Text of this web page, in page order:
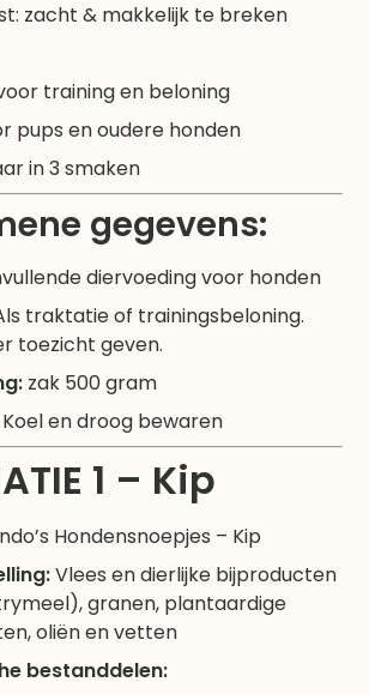
zacht & makkelijk te breken
training en beloning
pups en oudere honden
in 3 smaken
gegevens:
diervoeding voor honden
traktatie of trainingsbeloning.
toezicht geven.
zak 500 gram
Koel en droog bewaren
1 – Kip
Hondensnoepjes – Kip
Vlees en dierlijke bijproducten
granen, plantaardige
oliën en vetten
bestanddelen: